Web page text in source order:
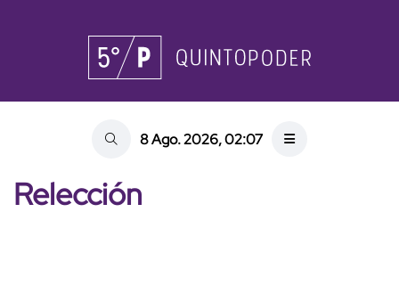
8 Ago. 2026, 02:07
Relección